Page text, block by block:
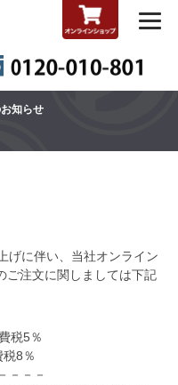
知らせ
げに伴い、当社オンライン
ご注文に関しましては下記
税5％
8％
－－－